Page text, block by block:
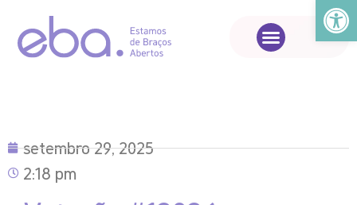
Abrir
setembro 29, 2025
2:18 pm